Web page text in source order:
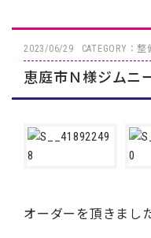
2023/06/29 CATEGORY：
恵庭市Ｎ様ジムニ
オーダーを頂きまし